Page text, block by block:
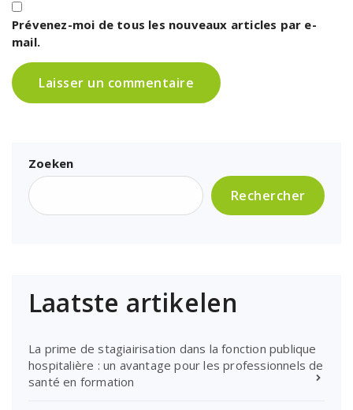
Prévenez-moi de tous les nouveaux articles par e-
mail.
Zoeken
Rechercher
Laatste artikelen
La prime de stagiairisation dans la fonction publique
hospitalière : un avantage pour les professionnels de
santé en formation